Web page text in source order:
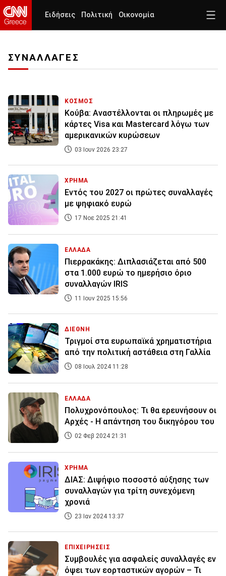
Ειδήσεις Πολιτική Οικονομία
ΣΥΝΑΛΛΑΓΕΣ
ΚΟΣΜΟΣ
Κούβα: Aναστέλλονται oι πληρωμές με
κάρτες Visa και Mastercard λόγω των
αμερικανικών κυρώσεων
03 Ιουν 2026 23:27
ΧΡΗΜΑ
Εντός του 2027 οι πρώτες συναλλαγές
με ψηφιακό ευρώ
17 Νοε 2025 21:41
ΕΛΛΑΔΑ
Πιερρακάκης: Διπλασιάζεται από 500
στα 1.000 ευρώ το ημερήσιο όριο
συναλλαγών IRIS
11 Ιουν 2025 15:56
ΔΙΕΘΝΗ
Τριγμοί στα ευρωπαϊκά χρηματιστήρια
από την πολιτική αστάθεια στη Γαλλία
08 Ιουλ 2024 11:28
ΕΛΛΑΔΑ
Πολυχρονόπουλος: Τι θα ερευνήσουν οι
Αρχές - Η απάντηση του δικηγόρου του
02 Φεβ 2024 21:31
ΧΡΗΜΑ
ΔΙΑΣ: Διψήφιο ποσοστό αύξησης των
συναλλαγών για τρίτη συνεχόμενη
χρονιά
23 Ιαν 2024 13:37
ΕΠΙΧΕΙΡΗΣΕΙΣ
Συμβουλές για ασφαλείς συναλλαγές εν
όψει των εορταστικών αγορών – Τι